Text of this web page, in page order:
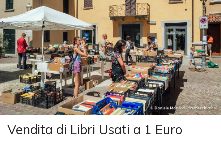
Vendita di Libri Usati a 1 Euro